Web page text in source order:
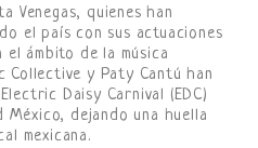
Venegas, quienes han
el país con sus actuaciones
el ámbito de la música
Collective y Paty Cantú han
Daisy Carnival (EDC)
México, dejando una huella
mexicana.